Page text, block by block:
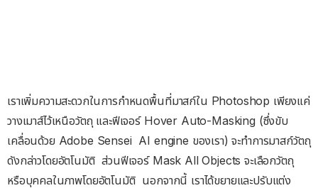
เราเพิ่มความสะดวกในการกำหนดพื้นที่มาสก์ใน Photoshop เพียงแค่
วางเมาส์ไว้เหนือวัตถุ และฟีเจอร์ Hover Auto-Masking (ซึ่งขับ
เคลื่อนด้วย Adobe Sensei AI engine ของเรา) จะทำการมาสก์วัตถุ
ดังกล่าวโดยอัตโนมัติ ส่วนฟีเจอร์ Mask All Objects จะเลือกวัตถุ
หรือบุคคลในภาพโดยอัตโนมัติ นอกจากนี้ เราได้ขยายและปรับแต่ง